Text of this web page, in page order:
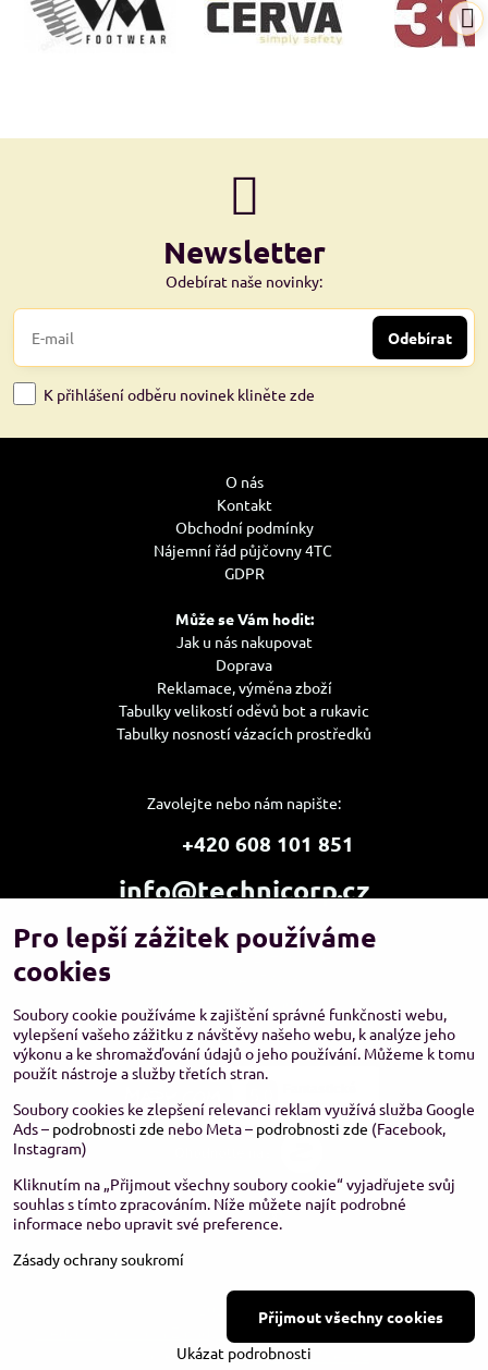
Newsletter
Odebírat naše novinky:
Odebírat
K přihlášení odběru novinek kliněte zde
O nás
Kontakt
Obchodní podmínky
Nájemní řád půjčovny 4TC
GDPR
Může se Vám hodit:
Jak u nás nakupovat
Doprava
Reklamace, výměna zboží
Tabulky velikostí oděvů bot a rukavic
Tabulky nosností vázacích prostředků
Zavolejte nebo nám napište:
+420 608 101 851
info@technicorp.cz
Showroom a výdejní místo:
TECHNICORP ESHOP s.r.o.
Copyright
Zásady ochrany soukromí
Stav objednávky
Vytvořeno systémem:ByznysWeb.cz
Pro lepší zážitek používáme
cookies
Soubory cookie používáme k zajištění správné funkčnosti webu,
vylepšení vašeho zážitku z návštěvy našeho webu, k analýze jeho
výkonu a ke shromažďování údajů o jeho používání. Můžeme k tomu
použít nástroje a služby třetích stran.
Soubory cookies ke zlepšení relevanci reklam využívá služba Google
Ads – podrobnosti zde nebo Meta – podrobnosti zde (Facebook,
Instagram)
Kliknutím na „Přijmout všechny soubory cookie“ vyjadřujete svůj
souhlas s tímto zpracováním. Níže můžete najít podrobné
informace nebo upravit své preference.
Zásady ochrany soukromí
Ukázat podrobnosti
Přijmout všechny cookies